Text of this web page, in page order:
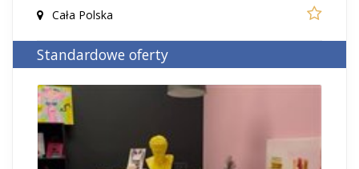
Cała Polska
Standardowe oferty